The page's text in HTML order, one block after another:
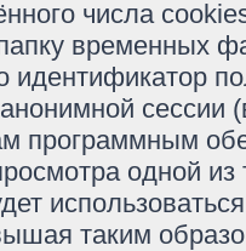
числа
временных
идентификатор
сессии
программным
одной
таким